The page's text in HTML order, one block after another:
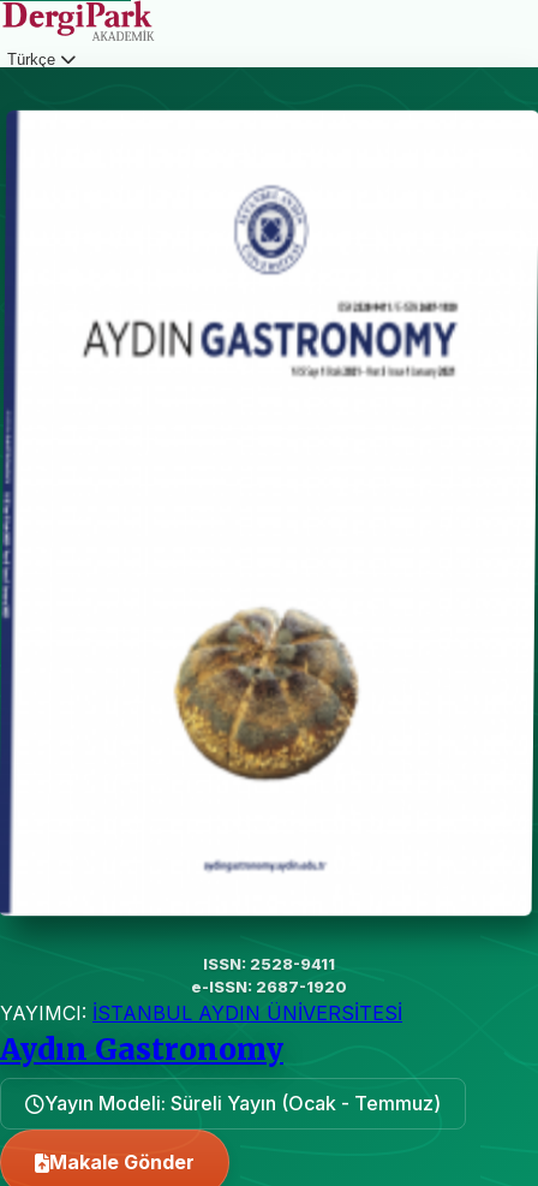
Türkçe
ISSN: 2528-9411
e-ISSN: 2687-1920
YAYIMCI: İSTANBUL AYDIN ÜNİVERSİTESİ
Aydın Gastronomy
Yayın Modeli: Süreli Yayın (Ocak - Temmuz)
Makale Gönder